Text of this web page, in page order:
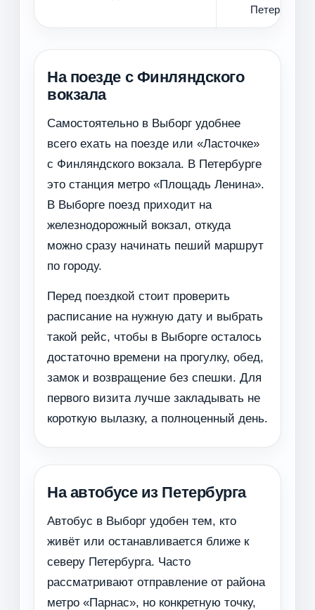
Петербурга
На поезде с Финляндского
вокзала
Самостоятельно в Выборг удобнее
всего ехать на поезде или «Ласточке»
с Финляндского вокзала. В Петербурге
это станция метро «Площадь Ленина».
В Выборге поезд приходит на
железнодорожный вокзал, откуда
можно сразу начинать пеший маршрут
по городу.
Перед поездкой стоит проверить
расписание на нужную дату и выбрать
такой рейс, чтобы в Выборге осталось
достаточно времени на прогулку, обед,
замок и возвращение без спешки. Для
первого визита лучше закладывать не
короткую вылазку, а полноценный день.
На автобусе из Петербурга
Автобус в Выборг удобен тем, кто
живёт или останавливается ближе к
северу Петербурга. Часто
рассматривают отправление от района
метро «Парнас», но конкретную точку,